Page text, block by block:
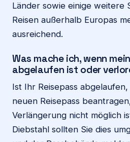
Länder sowie einige weitere
Reisen außerhalb Europas
ausreichend.
Was mache ich, wenn
abgelaufen ist oder
Ist Ihr Reisepass
neuen Reisepass
Verlängerung nicht möglich
Diebstahl sollten Sie dies